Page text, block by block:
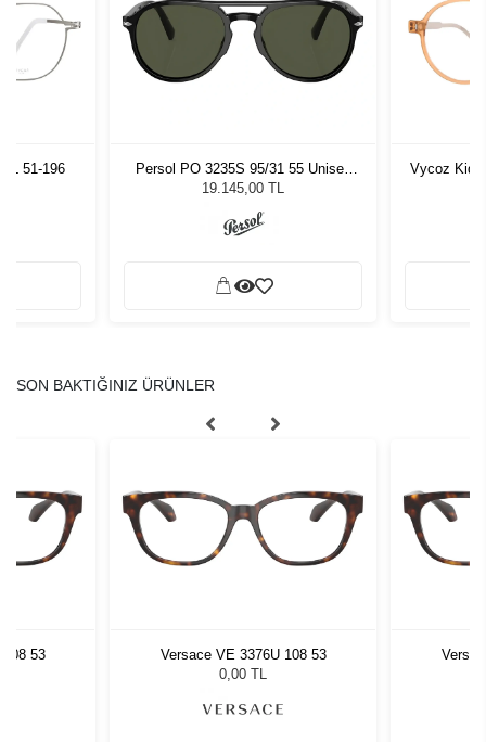
51-196
Persol PO 3235S 95/31 55 Unisex
Güneş Gözlüğü
19.145,00 TL
Vycoz Kids
SON BAKTIĞINIZ ÜRÜNLER
53
Versace VE 3376U 108 53
0,00 TL